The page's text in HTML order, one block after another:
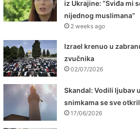
iz Ukrajine: “Sviđa mi
nijednog muslimana”
2 weeks ago
Izrael krenuo u
zvučnika
02/07/2026
Skandal: Vodili ljubav
snimkama se sve
17/06/2026